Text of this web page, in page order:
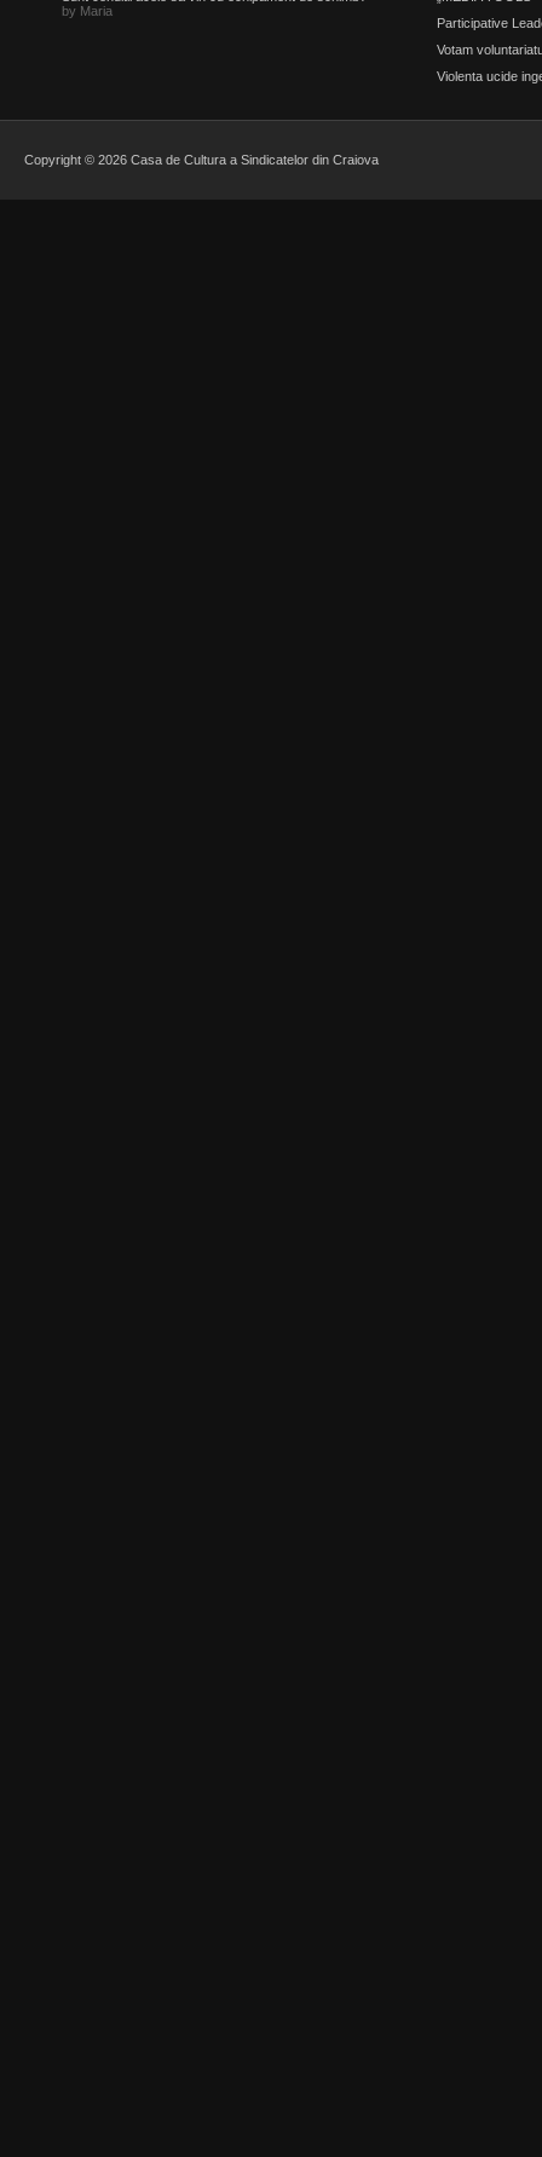
by Maria
Participative
Votam
Violenta ucide
Copyright © 2026 Casa de Cultura a Sindicatelor din Craiova